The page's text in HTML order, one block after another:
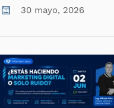
30 mayo, 2026